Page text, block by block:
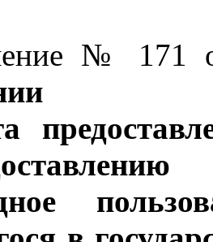
№ 171